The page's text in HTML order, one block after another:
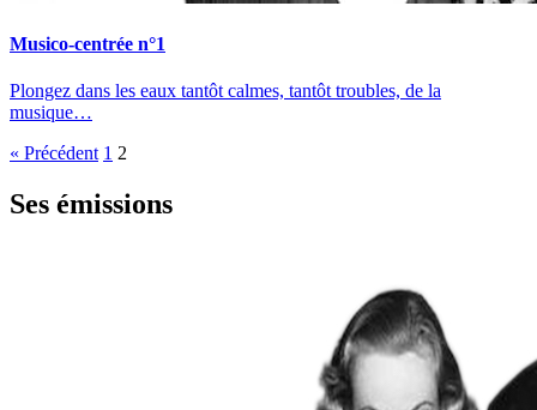
Musico-centrée n°1
Plongez dans les eaux tantôt calmes, tantôt troubles, de la
musique…
« Précédent 1 2
Ses émissions